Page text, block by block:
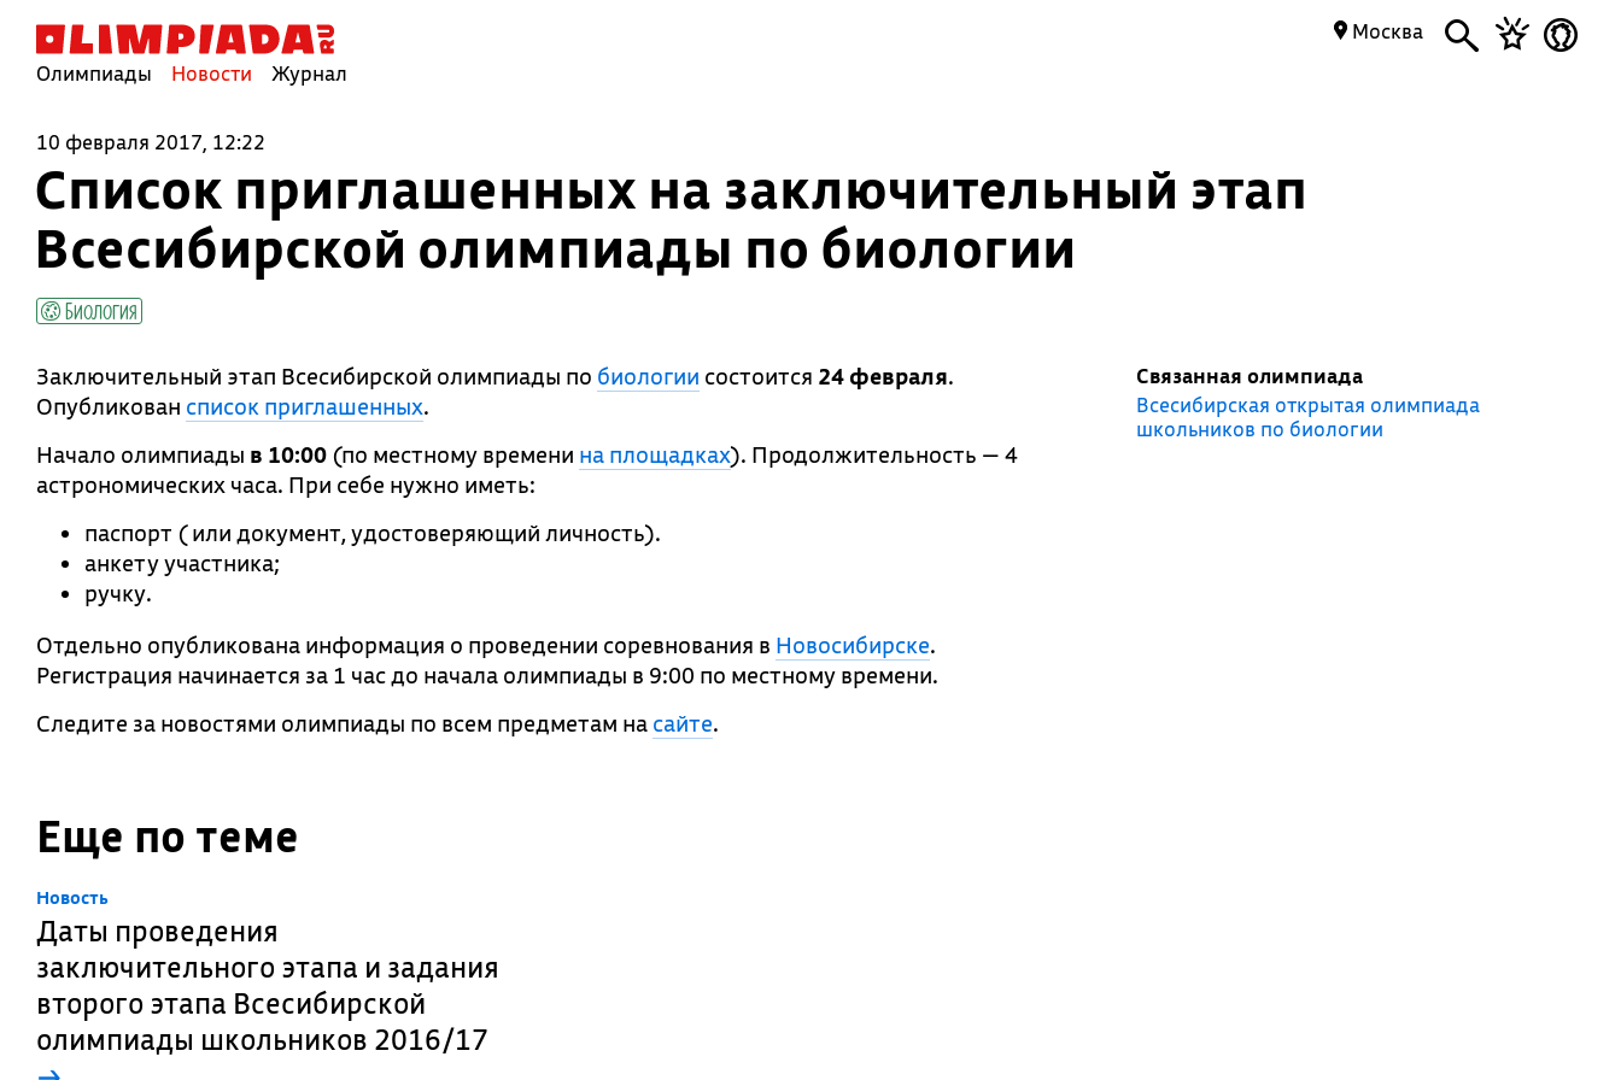
Олимпиады Новости Журнал
Москва
10 февраля 2017, 12:22
Список приглашенных на заключительный этап
Всесибирской олимпиады по биологии
Биология
Заключительный этап Всесибирской олимпиады по биологии состоится 24 февраля.
Опубликован список приглашенных.
Начало олимпиады в 10:00 (по местному времени на площадках). Продолжительность — 4
астрономических часа. При себе нужно иметь:
паспорт ( или документ, удостоверяющий личность).
анкету участника;
ручку.
Отдельно опубликована информация о проведении соревнования в Новосибирске.
Регистрация начинается за 1 час до начала олимпиады в 9:00 по местному времени.
Следите за новостями олимпиады по всем предметам на сайте.
Связанная олимпиада
Всесибирская открытая олимпиада
школьников по биологии
Еще по теме
Новость
Даты проведения
заключительного этапа и задания
второго этапа Всесибирской
олимпиады школьников 2016/17